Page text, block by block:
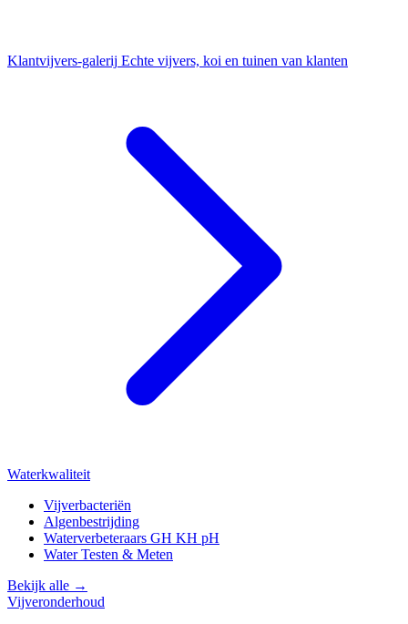
Klantvijvers-galerij Echte vijvers, koi en tuinen van klanten
Waterkwaliteit
Vijverbacteriën
Algenbestrijding
Waterverbeteraars GH KH pH
Water Testen & Meten
Bekijk alle →
Vijveronderhoud